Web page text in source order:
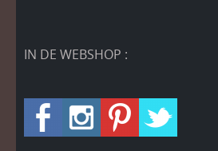
IN DE WEBSHOP :